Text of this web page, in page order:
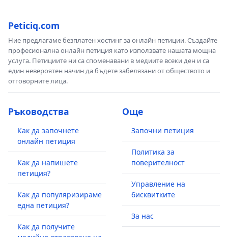
Peticiq.com
Ние предлагаме безплатен хостинг за онлайн петиции. Създайте
професионална онлайн петиция като използвате нашата мощна
услуга. Петициите ни са споменавани в медиите всеки ден и са
един невероятен начин да бъдете забелязани от обществото и
отговорните лица.
Ръководства
Как да започнете
онлайн петиция
Как да напишете
петиция?
Как да популяризираме
една петиция?
Как да получите
Още
Започни петиция
Политика за
поверителност
Управление на
бисквитките
За нас